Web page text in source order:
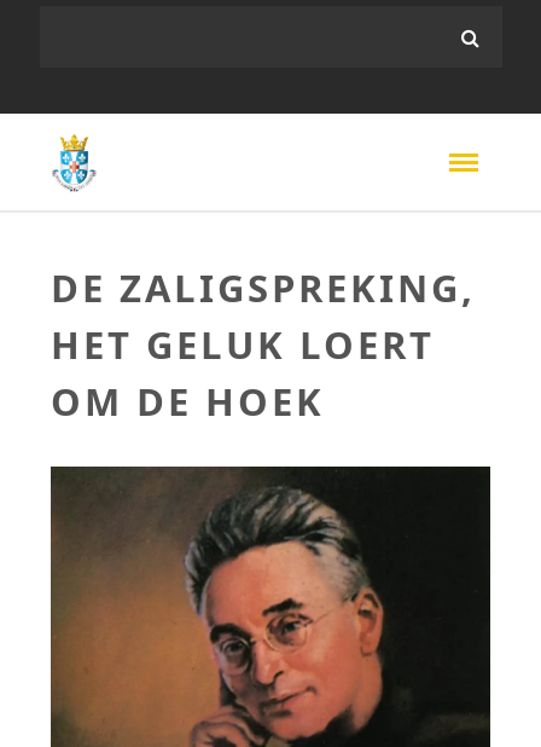
DE ZALIGSPREKING,
HET GELUK LOERT
OM DE HOEK